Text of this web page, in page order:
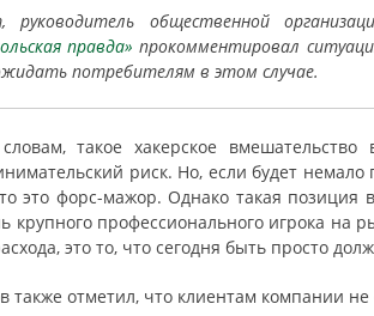
руководитель общественной
правда» прокомментировал
потребителям в этом случае.
такое хакерское
риск. Но, если будет
это форс-мажор. Однако такая позиция
крупного профессионального игрока на
это то, что сегодня быть просто
также отметил, что клиентам компании